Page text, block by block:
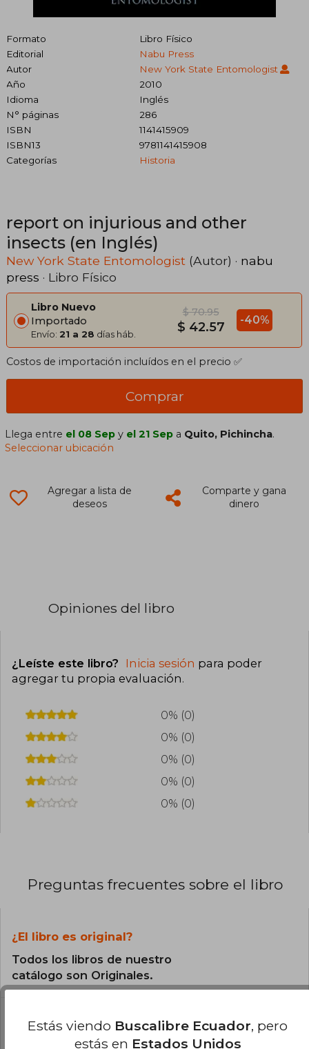
Formato
Libro Físico
Editorial
Nabu Press
Autor
New York State Entomologist
Año
2010
Idioma
Inglés
N° páginas
286
ISBN
1141415909
ISBN13
9781141415908
Categorías
Historia
report on injurious and other
insects (en Inglés)
New York State Entomologist (Autor) · nabu
press · Libro Físico
Libro Nuevo
Importado
Envío: 21 a 28 días háb.
$ 70.95
$ 42.57 -40%
Costos de importación incluídos en el precio ✅
Comprar
Llega entre el 08 Sep y el 21 Sep a Quito, Pichincha.
Seleccionar ubicación
Agregar a lista de
deseos
Comparte y gana
dinero
Opiniones del libro
¿Leíste este libro? Inicia sesión para poder
agregar tu propia evaluación.
0% (0)
0% (0)
0% (0)
0% (0)
0% (0)
Preguntas frecuentes sobre el libro
¿El libro es original?
Todos los libros de nuestro
catálogo son Originales.
libro?
Estás viendo Buscalibre Ecuador, pero
estás en Estados Unidos